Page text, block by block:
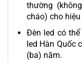
thường
cháo) cho
Đèn led có
led Hàn Quốc
(ba) năm.